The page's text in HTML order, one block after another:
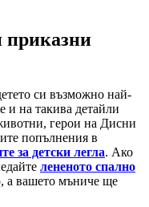
приказни
си възможно най-
и на такива детайли
герои на Дисни
попълнения в
за детски легла. Ако
лененото спално
а вашето мъниче ще